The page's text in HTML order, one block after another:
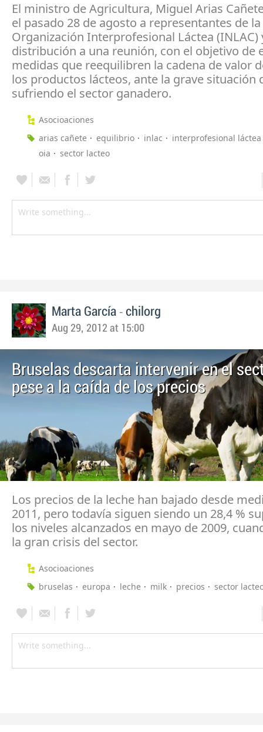
El ministro de Agricultura, Miguel Arias
el pasado 28 de agosto a representantes de la
Organización Interprofesional Láctea (INLAC)
distribución a una reunión, con el objetivo de
medidas que reequilibren la cadena de valor
los productos lácteos, ante la grave situación
sufriendo el sector ganadero.
Asocioaciones
arias cañete
equilibrio inlac
interprofesional láctea
oia
sector lacteo
Marta García - chilorg
Aug 29, 2012 at 15:00
Bruselas descarta intervenir en el
pese a la caída de los precios
Los precios de la leche han bajado desde
2011, pero todavía siguen siendo un 28,4 %
los niveles alcanzados en mayo de 2009,
la gran crisis del sector.
Asocioaciones
bruselas
europa leche milk precios sector